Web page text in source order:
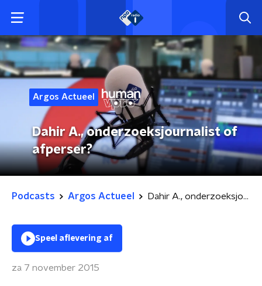
Argos Actueel
Dahir A., onderzoeksjournalist of
afperser?
Podcasts Argos Actueel Dahir A., onderzoeksjournalist of afperser?
Speel aflevering af
za 7 november 2015